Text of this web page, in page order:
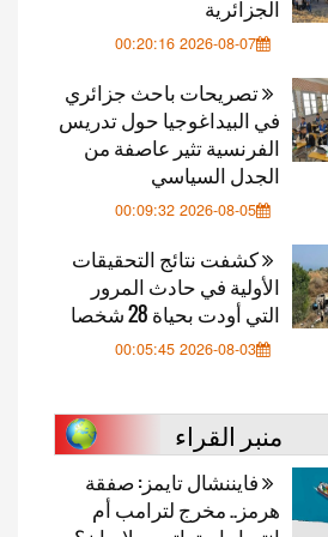
الجزائرية
2026-08-07 00:20:16
تصريحات باحث جزائري
في البيداغوجيا حول تدريس
الفرنسية تثير عاصفة من
الجدل السياسي
2026-08-05 00:09:32
كشفت نتائج التحقيقات
الأولية في حادث المرور
التي أودت بحياة 28 شخصا
2026-08-03 00:05:45
منبر القراء
فايننشال تايمز: صفقة
هرمز.. مخرج لترامب أم